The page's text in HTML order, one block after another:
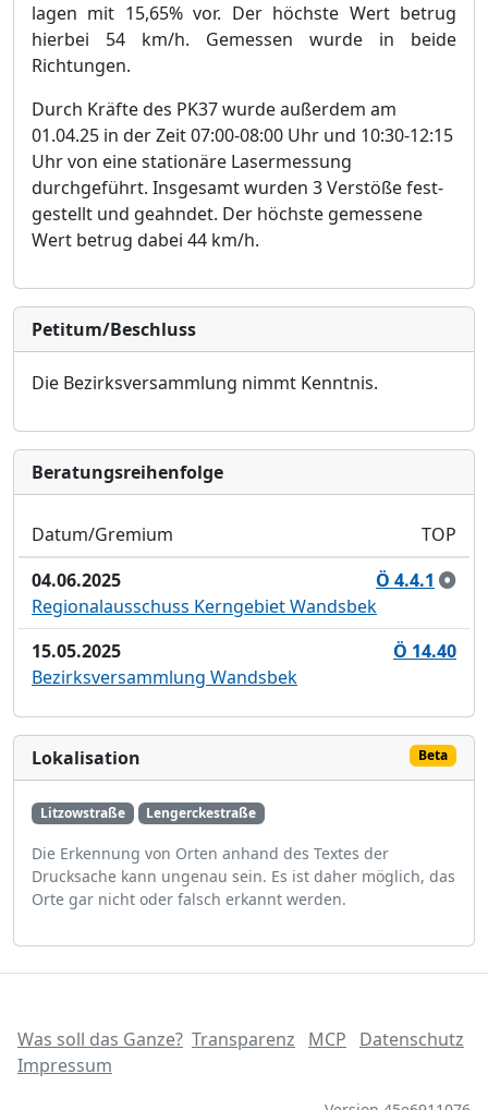
lagen mit 15,65% vor. Der höchste Wert betrug
hierbei 54 km/h. Gemessen wurde in beide
Richtungen.
Durch Kräfte des PK37 wurde außerdem am
01.04.25 in der Zeit 07:00-08:00 Uhr und 10:30-12:15
Uhr von eine stationäre Lasermessung
durchgeführt. Insgesamt wurden 3 Verstöße fest-
gestellt und geahndet. Der höchste gemessene
Wert betrug dabei 44 km/h.
Petitum/Beschluss
Die Bezirksversammlung nimmt Kenntnis.
Bera­tungs­reihen­folge
Datum/Gremium
TOP
04.06.2025
Ö 4.4.1
Regionalausschuss Kerngebiet Wandsbek
15.05.2025
Ö 14.40
Bezirksversammlung Wandsbek
Lokalisation Beta
Litzowstraße Lengerckestraße
Die Erkennung von Orten anhand des Textes der
Drucksache kann ungenau sein. Es ist daher möglich, das
Orte gar nicht oder falsch erkannt werden.
Was soll das Ganze? Transparenz MCP
Datenschutz
Impressum